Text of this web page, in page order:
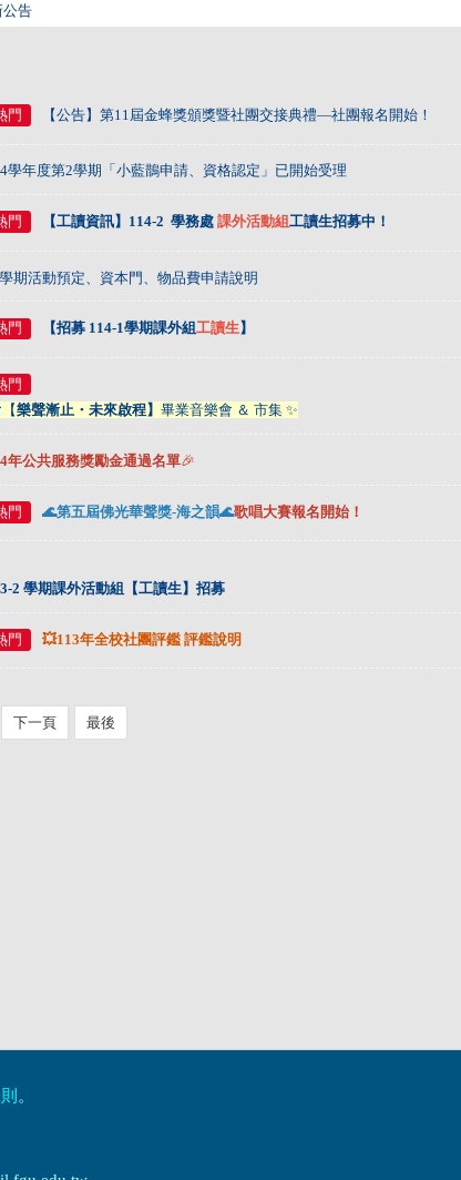
公告
門 【公告】第11屆金蜂獎頒獎暨社團交接典禮—社團報名開始！
學年度第2學期「小藍鵲申請、資格認定」已開始受理
門 【工讀資訊】114-2 學務處 課外活動組工讀生招募中！
期活動預定、資本門、物品費申請說明
門 【招募 114-1學期課外組工讀生】
門
樂聲漸止・未來啟程】畢業音樂會 ＆ 市集 ✨
年公共服務獎勵金通過名單🎉
門 🌊第五屆佛光華聲獎-海之韻🌊歌唱大賽報名開始！
2 學期課外活動組【工讀生】招募
門 💥113年全校社團評鑑 評鑑說明
下一頁 最後
。